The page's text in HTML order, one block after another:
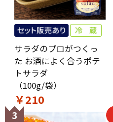
サラダのプロがつくっ
た お酒によく合うポテ
トサラダ
（100g/袋）
￥210
3